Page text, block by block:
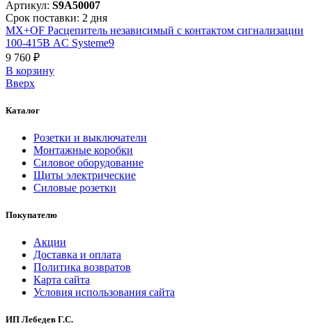
Артикул: S9A50007
Срок поставки: 2 дня
MX+OF Расцепитель независимый с контактом сигнализации
100-415В AC Systeme9
9 760 ₽
В корзинy
Вверх
Каталог
Розетки и выключатели
Монтажные коробки
Силовое оборудование
Щиты электрические
Силовые розетки
Покупателю
Акции
Доставка и оплата
Политика возвратов
Карта сайта
Условия использования сайта
ИП Лебедев Г.С.